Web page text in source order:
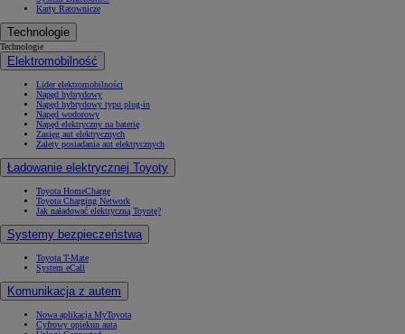
Karty Ratownicze
Technologie
Technologie
Elektromobilność
Lider elektromobilności
Napęd hybrydowy
Napęd hybrydowy typu plug-in
Napęd wodorowy
Napęd elektryczny na baterię
Zasięg aut elektrycznych
Zalety posiadania aut elektrycznych
Ładowanie elektrycznej Toyoty
Toyota HomeCharge
Toyota Charging Network
Jak naładować elektryczną Toyotę?
Systemy bezpieczeństwa
Toyota T-Mate
System eCall
Komunikacja z autem
Nowa aplikacja MyToyota
Cyfrowy opiekun auta